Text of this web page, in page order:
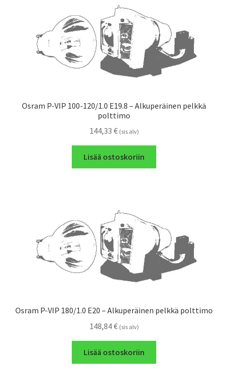
Osram P-VIP 100-120/1.0 E19.8 – Alkuperäinen pelkkä
polttimo
144,33 € (sis alv)
Lisää ostoskoriin
Osram P-VIP 180/1.0 E20 – Alkuperäinen pelkkä polttimo
148,84€ (sis alv)
Lisää ostoskoriin